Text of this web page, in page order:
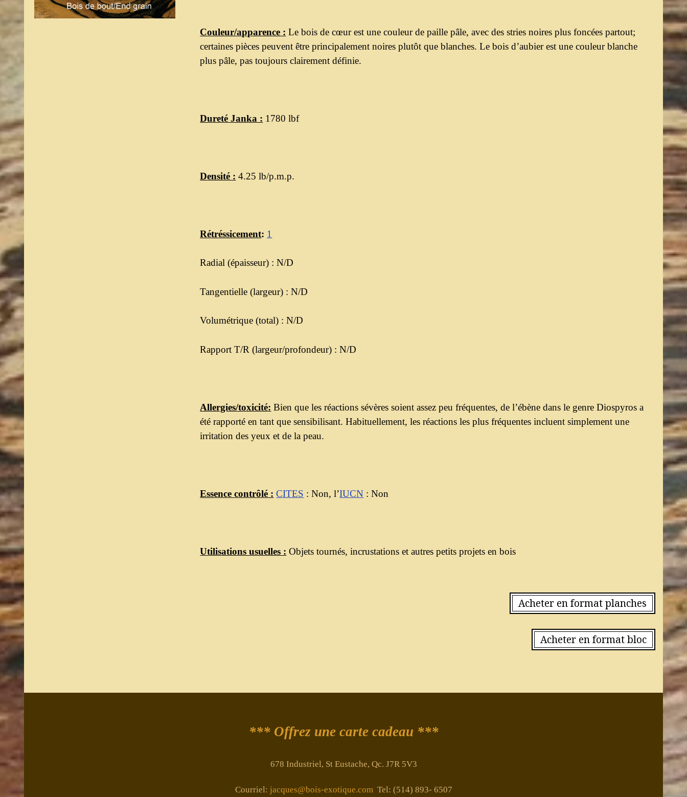
Couleur/apparence : Le bois de cœur est une couleur de paille pâle, avec des stries noires plus foncées partout;
certaines pièces peuvent être principalement noires plutôt que blanches. Le bois d’aubier est une couleur blanche
plus pâle, pas toujours clairement définie.
Dureté Janka : 1780 lbf
Densité : 4.25 lb/p.m.p.
Rétréssicement: 1
Radial (épaisseur) : N/D
Tangentielle (largeur) : N/D
Volumétrique (total) : N/D
Rapport T/R (largeur/profondeur) : N/D
Allergies/toxicité: Bien que les réactions sévères soient assez peu fréquentes, de l’ébène dans le genre Diospyros a
été rapporté en tant que sensibilisant. Habituellement, les réactions les plus fréquentes incluent simplement une
irritation des yeux et de la peau.
Essencecontrôlé : CITES : Non, l’IUCN : Non
Utilisations usuelles : Objets tournés, incrustations et autres petits projets en bois
Acheter en format planches
Acheter en format bloc
*** Offrez une carte cadeau ***
678 Industriel, St Eustache, Qc. J7R 5V3
Courriel: jacques@bois-exotique.comTel: (514) 893- 6507